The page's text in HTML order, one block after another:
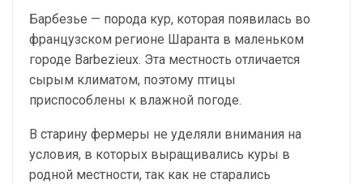
Барбезье — порода кур, которая появилась во
французском регионе Шаранта в маленьком
городе Barbezieux. Эта местность отличается
сырым климатом, поэтому птицы
приспособлены к влажной погоде.
В старину фермеры не уделяли внимания на
условия, в которых выращивались куры в
родной местности, так как не старались